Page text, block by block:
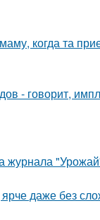
когда та
- говорит,
журнала
даже без